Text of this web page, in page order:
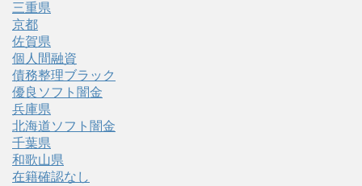
三重県
京都
佐賀県
個人間融資
債務整理ブラック
優良ソフト闇金
兵庫県
北海道ソフト闇金
千葉県
和歌山県
在籍確認なし